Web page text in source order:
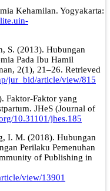
Kehamilan. Yogyakarta:
S. (2013). Hubungan
Pada Ibu Hamil
2(1), 21–26. Retrieved
jur_bid/article/view/815
Faktor-Faktor yang
JHeS (Journal of
10.31101/jhes.185
I. M. (2018). Hubungan
Perilaku Pemenuhan
of Publishing in
view/13901